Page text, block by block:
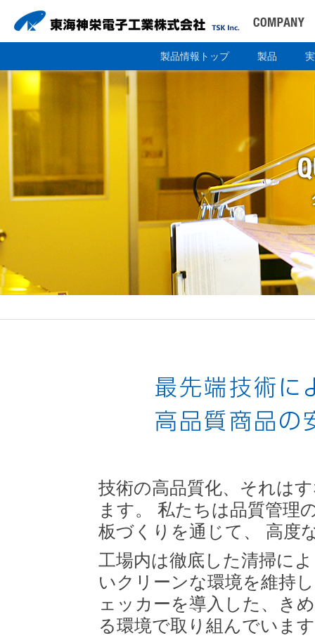
製品情報トップ 製品
技術の高品質化、それは
ます。 私たちは品質管理
板づくりを通じて、 高度
工場内は徹底した清掃に
いクリーンな環境を維持
ェッカーを導入した、き
る環境で取り組んでいま